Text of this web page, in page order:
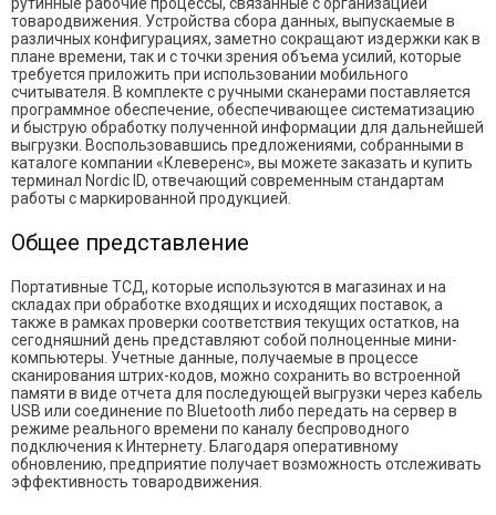
товародвижения. Устройства сбора данных, выпускаемые в
различных конфигурациях, заметно сокращают издержки как в
плане времени, так и с точки зрения объема усилий, которые
требуется приложить при использовании мобильного
считывателя. В комплекте с ручными сканерами поставляется
программное обеспечение, обеспечивающее систематизацию
и быструю обработку полученной информации для дальнейшей
выгрузки. Воспользовавшись предложениями, собранными в
каталоге компании «Клеверенс», вы можете заказать и купить
терминал Nordic ID, отвечающий современным стандартам
работы с маркированной продукцией.
Общее представление
Портативные ТСД, которые используются в магазинах и на
складах при обработке входящих и исходящих поставок, а
также в рамках проверки соответствия текущих остатков, на
сегодняшний день представляют собой полноценные мини-
компьютеры. Учетные данные, получаемые в процессе
сканирования штрих-кодов, можно сохранить во встроенной
памяти в виде отчета для последующей выгрузки через кабель
USB или соединение по Bluetooth либо передать на сервер в
режиме реального времени по каналу беспроводного
подключения к Интернету. Благодаря оперативному
обновлению, предприятие получает возможность отслеживать
эффективность товародвижения.